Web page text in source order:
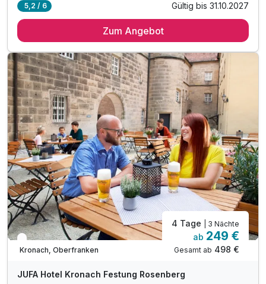
3 x reichhaltiges Frühstück vom Buffet
inkl. Kinderspielbereich
inkl. Outdoor-Spielplatz mit Spielwiese
inkl. Parken in der Nähe vom Festungsgelände
inkl. WLAN
5,2 / 6 Gültig bis 31.10.2027
Zum Angebot
In 1 Woche wieder frei
Kronach, Oberfranken
4 Tage | 3 Nächte
ab 249 €
Gesamt ab 498 €
JUFA Hotel Kronach Festung Rosenberg